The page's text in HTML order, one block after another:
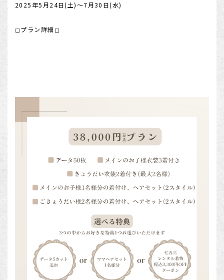
2025年5月24日(土)〜7月30日(水)
◻︎プラン詳細◻︎